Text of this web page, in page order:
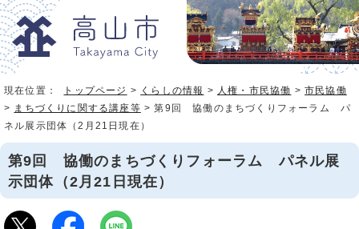
現在位置： トップページ > くらしの情報 > 人権・市民協働 >市民協働
> まちづくりに関する講座等 > 第9回 協働のまちづくりフォーラム パ
ネル展示団体（2月21日現在）
第9回 協働のまちづくりフォーラム パネル展
示団体（2月21日現在）